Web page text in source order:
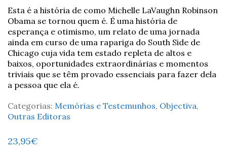
Esta é a história de como Michelle LaVaughn Robinson
Obama se tornou quem é. É uma história de
esperança e otimismo, um relato de uma jornada
ainda em curso de uma rapariga do South Side de
Chicago cuja vida tem estado repleta de altos e
baixos, oportunidades extraordinárias e momentos
triviais que se têm provado essenciais para fazer dela
a pessoa que ela é.
Categorias: Memórias e Testemunhos, Objectiva,
Outras Editoras
23,95€